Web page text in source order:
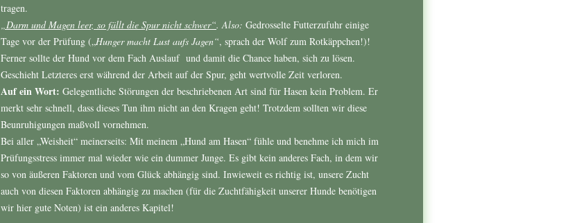
tragen.
„Darm und Magen leer, so fällt die Spur nicht schwer“. Also: Gedrosselte Futterzufuhr einige
Tage vor der Prüfung („Hunger macht Lust aufs Jagen“, sprach der Wolf zum Rotkäppchen!)!
Ferner sollte der Hund vor dem Fach Auslauf und damit die Chance haben, sich zu lösen.
Geschieht Letzteres erst während der Arbeit auf der Spur, geht wertvolle Zeit verloren.
Auf ein Wort: Gelegentliche Störungen der beschriebenen Art sind für Hasen kein Problem. Er
merkt sehr schnell, dass dieses Tun ihm nicht an den Kragen geht! Trotzdem sollten wir diese
Beunruhigungen maßvoll vornehmen.
Bei aller „Weisheit“ meinerseits: Mit meinem „Hund am Hasen“ fühle und benehme ich mich im
Prüfungsstress immer mal wieder wie ein dummer Junge. Es gibt kein anderes Fach, in dem wir
so von äußeren Faktoren und vom Glück abhängig sind. Inwieweit es richtig ist, unsere Zucht
auch von diesen Faktoren abhängig zu machen (für die Zuchtfähigkeit unserer Hunde benötigen
wir hier gute Noten) ist ein anderes Kapitel!